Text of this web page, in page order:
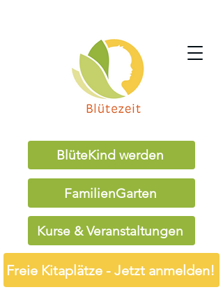
BlüteKind werden
FamilienGarten
Kurse & Veranstaltungen
Freie Kitaplätze - Jetzt anmelden!